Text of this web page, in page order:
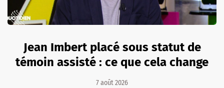
Jean Imbert placé sous statut de
témoin assisté : ce que cela change
7 août 2026